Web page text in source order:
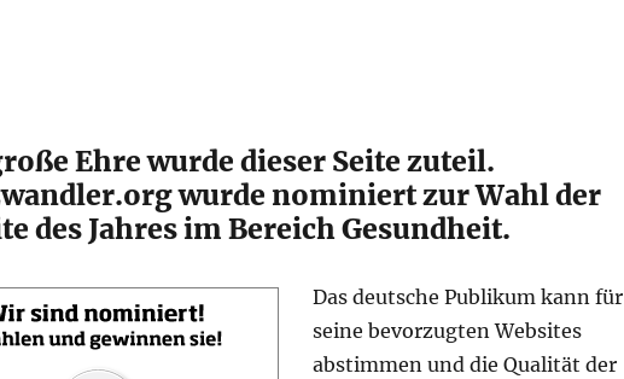
Ehre wurde dieser Seite zuteil.
wurde nominiert zur Wahl der
des Jahres im Bereich Gesundheit.
Das deutsche Publikum kann für
seine bevorzugten Websites
abstimmen und die Qualität der